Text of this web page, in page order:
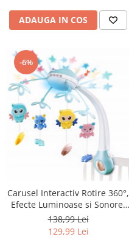
ADAUGA IN COS
-6%
Carusel Interactiv Rotire 360°,
Efecte Luminoase si Sonore,
500 Melodii, Albastru
138,99 Lei
129,99 Lei